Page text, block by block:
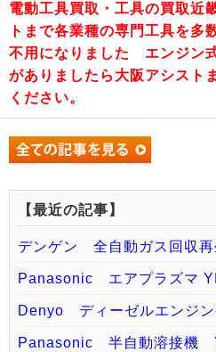
電動工具買取・工具の買取近
トまで各業種の専門工具を多
不用になりました エンジ
がありましたら大阪アシスト
ください。
【最近の記事】
デンゲン 全自動ガス回収
Panasonic エアプラズマ
Denyo ディーゼルエンジ
Panasonic 半自動溶接機